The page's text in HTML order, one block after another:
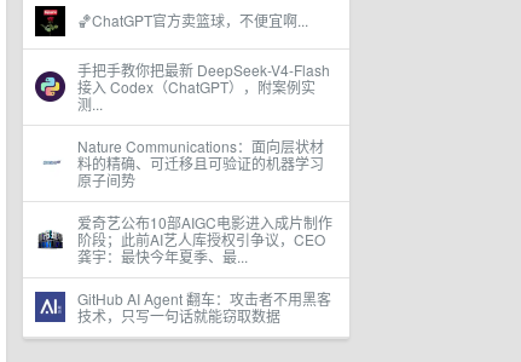
🏀ChatGPT官方卖篮球，不便宜啊...
手把手教你把最新 DeepSeek-V4-Flash
接入 Codex（ChatGPT），附案例实
测...
Nature Communications：面向层状材
料的精确、可迁移且可验证的机器学习
原子间势
爱奇艺公布10部AIGC电影进入成片制作
阶段；此前AI艺人库授权引争议，CEO
龚宇：最快今年夏季、最...
GitHub AI Agent 翻车：攻击者不用黑客
技术，只写一句话就能窃取数据